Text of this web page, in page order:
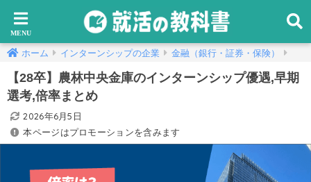
ホーム インターンシップの企業 金融（銀行・証券・保険）
【28卒】農林中央金庫のインターンシップ優遇,早期
選考,倍率まとめ
2026年6月5日
本ページはプロモーションを含みます